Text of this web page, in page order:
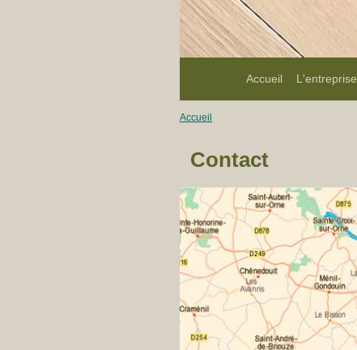
Accueil L'entreprise
Accueil
Contact